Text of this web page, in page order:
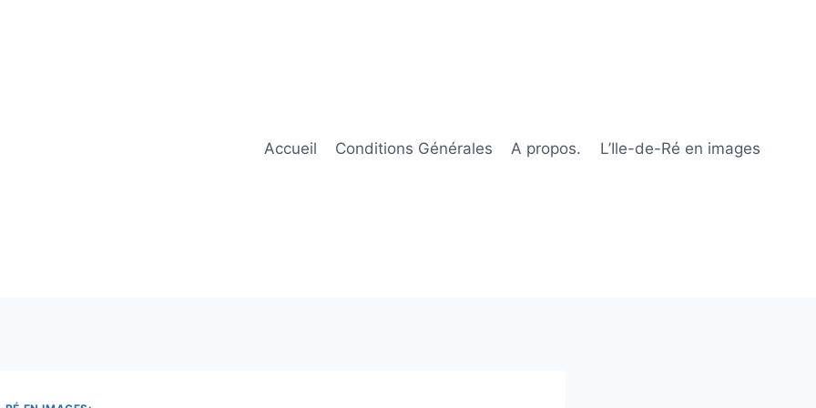
Accueil Conditions Générales A propos. L’Ile-de-Ré en images